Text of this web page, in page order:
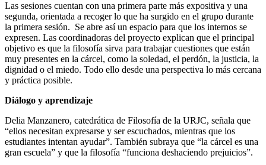
Las sesiones cuentan con una primera parte más expositiva y una
segunda, orientada a recoger lo que ha surgido en el grupo durante
la primera sesión. Se abre así un espacio para que los internos se
expresen. Las coordinadoras del proyecto explican que el principal
objetivo es que la filosofía sirva para trabajar cuestiones que están
muy presentes en la cárcel, como la soledad, el perdón, la justicia, la
dignidad o el miedo. Todo ello desde una perspectiva lo más cercana
y práctica posible.
Diálogo y aprendizaje
Delia Manzanero, catedrática de Filosofía de la URJC, señala que
“ellos necesitan expresarse y ser escuchados, mientras que los
estudiantes intentan ayudar”. También subraya que “la cárcel es una
gran escuela” y que la filosofía “funciona deshaciendo prejuicios”.